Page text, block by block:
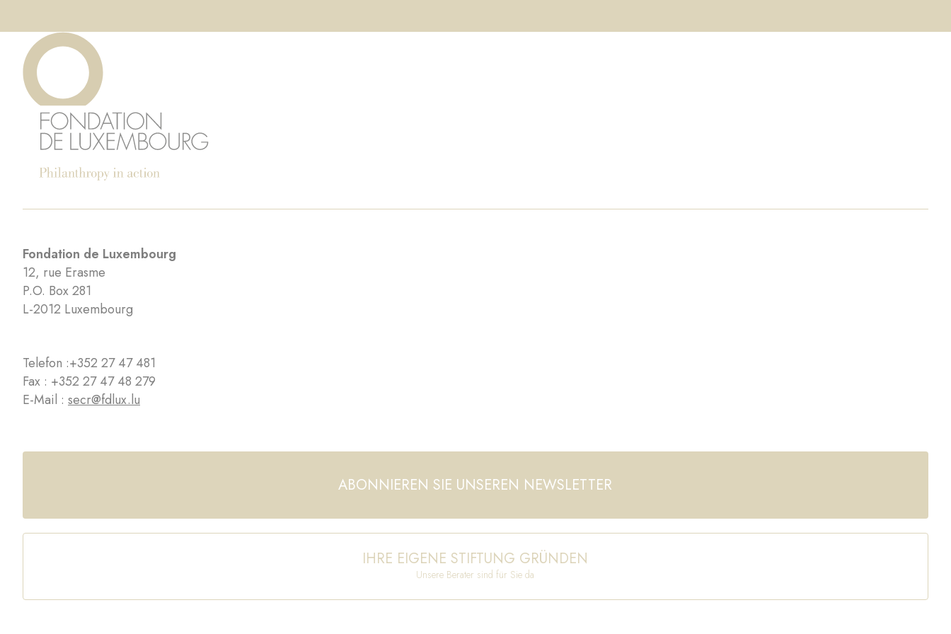
Fondation de Luxembourg
12, rue Erasme
P.O. Box 281
L-2012 Luxembourg
Telefon :+352 27 47 481
Fax : +352 27 47 48 279
E-Mail : secr@fdlux.lu
ABONNIEREN SIE UNSEREN NEWSLETTER
IHRE EIGENE STIFTUNG GRÜNDEN
Unsere Berater sind für Sie da